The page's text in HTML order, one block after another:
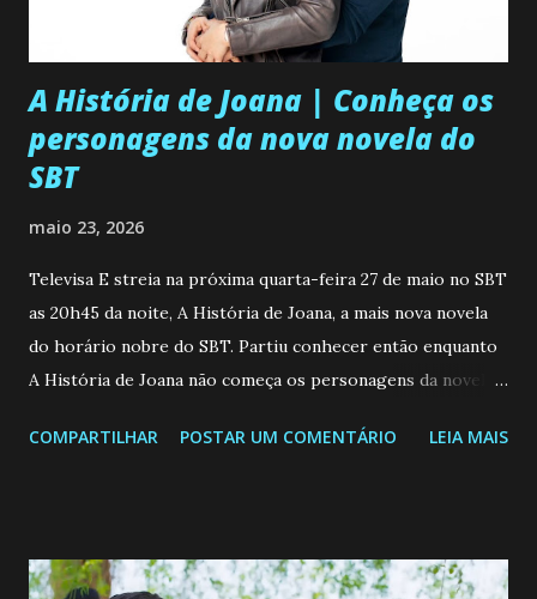
A História de Joana | Conheça os
personagens da nova novela do
SBT
maio 23, 2026
Televisa E streia na próxima quarta-feira 27 de maio no SBT
as 20h45 da noite, A História de Joana, a mais nova novela
do horário nobre do SBT. Partiu conhecer então enquanto
A História de Joana não começa os personagens da novela?
de 25/05/26 a 31/05/26 JOANA GUADALUPE (Camila
permanecer virgem até encontrar o homem que realmente
COMPARTILHAR POSTAR UM COMENTÁRIO LEIA MAIS